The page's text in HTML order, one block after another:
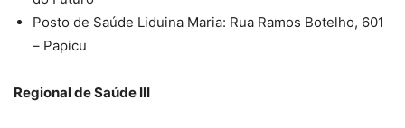
Posto de Saúde Liduina Maria: Rua Ramos Botelho, 601
– Papicu
Regional de Saúde III